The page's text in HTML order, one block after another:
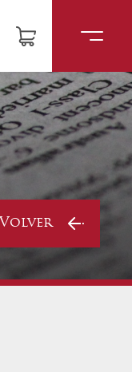
Volver